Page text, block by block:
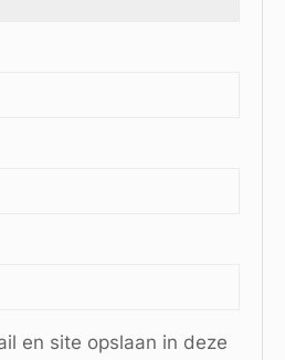
en site opslaan in deze